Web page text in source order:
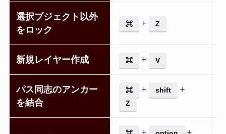
選択ブジェクト以外
をロック
⌘ + Z
新規レイヤー作成 ⌘ + V
パス同志のアンカー
を結合
⌘ + shift +
Z